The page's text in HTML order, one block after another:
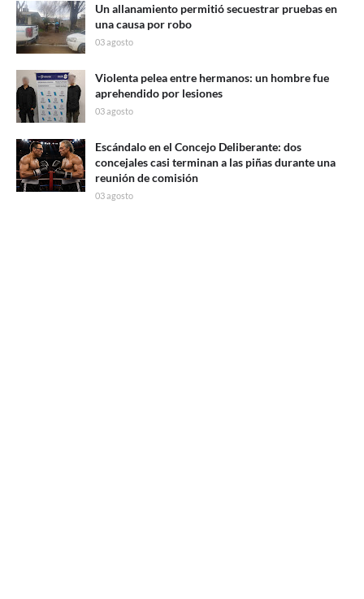
Un allanamiento permitió secuestrar pruebas en
una causa por robo
03 agosto
Violenta pelea entre hermanos: un hombre fue
aprehendido por lesiones
03 agosto
Escándalo en el Concejo Deliberante: dos
concejales casi terminan a las piñas durante una
reunión de comisión
03 agosto